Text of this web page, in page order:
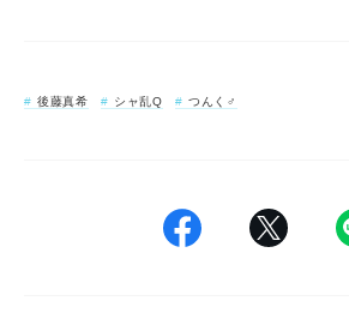
後藤真希 シャ乱Q つんく♂